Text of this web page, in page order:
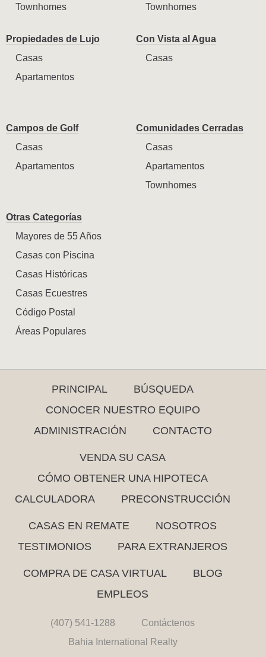
Townhomes
Townhomes
Propiedades de Lujo
Casas
Apartamentos
Con Vista al Agua
Casas
Campos de Golf
Casas
Apartamentos
Comunidades Cerradas
Casas
Apartamentos
Townhomes
Otras Categorías
Mayores de 55 Años
Casas con Piscina
Casas Históricas
Casas Ecuestres
Código Postal
Áreas Populares
PRINCIPAL
BÚSQUEDA
CONOCER NUESTRO EQUIPO
ADMINISTRACIÓN
CONTACTO
VENDA SU CASA
CÓMO OBTENER UNA HIPOTECA
CALCULADORA
PRECONSTRUCCIÓN
CASAS EN REMATE
NOSOTROS
TESTIMONIOS
PARA EXTRANJEROS
COMPRA DE CASA VIRTUAL
BLOG
EMPLEOS
(407) 541-1288
Contáctenos
Bahia International Realty